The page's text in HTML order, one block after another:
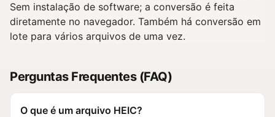
Sem instalação de software; a conversão é feita
diretamente no navegador. Também há conversão em
lote para vários arquivos de uma vez.
Perguntas Frequentes (FAQ)
O que é um arquivo HEIC?